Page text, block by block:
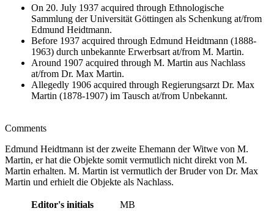
On 20. July 1937 acquired through Ethnologische
Sammlung der Universität Göttingen als Schenkung at/from
Edmund Heidtmann.
Before 1937 acquired through Edmund Heidtmann (1888-
1963) durch unbekannte Erwerbsart at/from M. Martin.
Around 1907 acquired through M. Martin aus Nachlass
at/from Dr. Max Martin.
Allegedly 1906 acquired through Regierungsarzt Dr. Max
Martin (1878-1907) im Tausch at/from Unbekannt.
Comments
Edmund Heidtmann ist der zweite Ehemann der Witwe von M.
Martin, er hat die Objekte somit vermutlich nicht direkt von M.
Martin erhalten. M. Martin ist vermutlich der Bruder von Dr. Max
Martin und erhielt die Objekte als Nachlass.
Editor's initials
MB